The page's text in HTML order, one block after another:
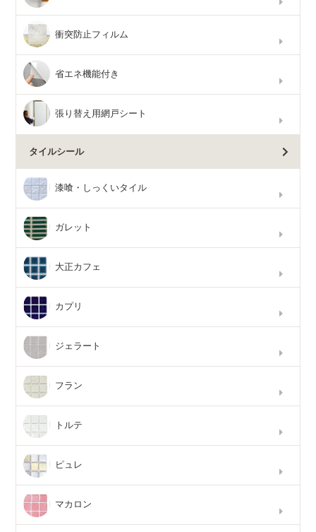
衝突防止フィルム
省エネ機能付き
張り替え用網戸シート
タイルシール
漆喰・しっくいタイル
ガレット
大正カフェ
カプリ
ジェラート
フラン
トルテ
ピュレ
マカロン